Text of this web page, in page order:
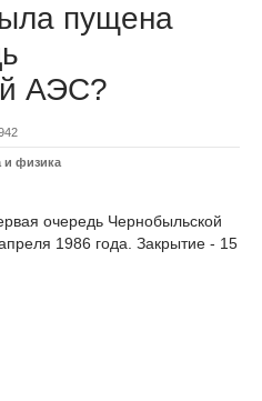
пущена
АЭС?
и физика
очередь Чернобыльской
1986 года. Закрытие - 15